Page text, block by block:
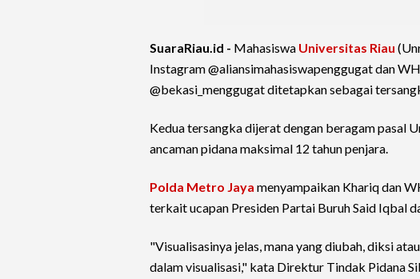
SuaraRiau.id - Mahasiswa Universitas Riau
Instagram @aliansimahasiswapenggugat dan
@bekasi_menggugat ditetapkan sebagai
Kedua tersangka dijerat dengan beragam pasal
ancaman pidana maksimal 12 tahun penjara.
Polda Metro Jaya menyampaikan Khariq dan
terkait ucapan Presiden Partai Buruh Said Iqbal
"Visualisasinya jelas, mana yang diubah, diksi
dalam visualisasi," kata Direktur Tindak Pidana